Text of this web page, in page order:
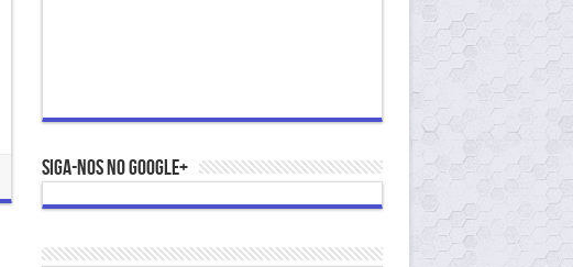
Siga-nos no Google+